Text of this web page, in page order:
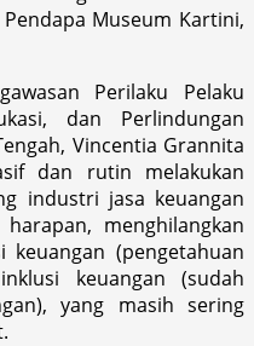
Museum Kartini,
Perilaku Pelaku
dan Perlindungan
Vincentia Grannita
dan rutin melakukan
industri jasa keuangan
menghilangkan
(pengetahuan
keuangan (sudah
yang masih sering